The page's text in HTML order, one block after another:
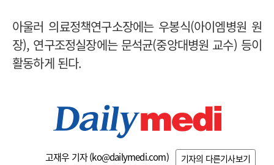
아울러 의료정책연구소장에는 우봉식(아이엠병원 원
장), 연구조정실장에는 문석균(중앙대병원 교수) 등이
활동하게 된다.
고재우 기자 (ko@dailymedi.com) 기자의 다른기사보기